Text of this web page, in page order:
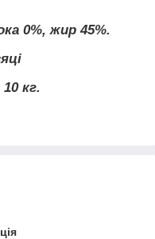
0%, жир 45%.
кг.